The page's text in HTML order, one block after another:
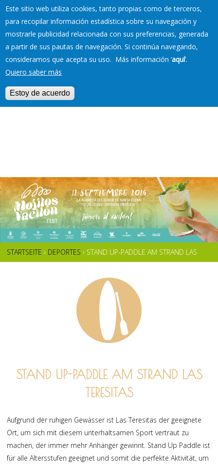
Este sitio web utiliza cookies, tanto propias como de terceros,
para recopilar información estadística sobre su navegación y
mostrarle publicidad relacionada con sus preferencias, generada
a partir de sus pautas de navegación. Si continúa navegando,
consideramos que acepta su uso. Más información ‘aquí’.
Quiero saber más
Estoy de acuerdo
RESERVAS EN TU
PLAYA
SIE
STARTSEITE › DEPORTES › STAND UP-PADDLE AM STRAND LAS
STAND UP-PADDLE AM STRAND LAS
TERESITAS
Aufgrund der ruhigen Gewässer ist Las Teresitas der geeignete
Ort, um sich mit diesem unterhaltsamen Sport vertraut zu
machen, der immer mehr Anhänger gewinnt. Stand Up Paddle ist
für alle Altersstufen geeignet und somit die perfekte Aktivität, um